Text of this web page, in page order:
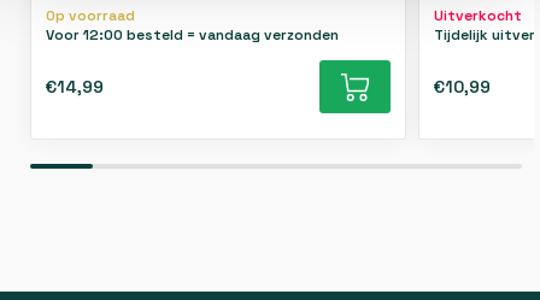
Op voorraad
Voor 12:00 besteld = vandaag verzonden
€14,99
Uitverkocht
Tijdelijk
€10,99